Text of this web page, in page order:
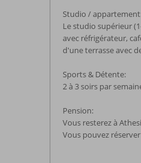
Studio /
Le studio supérieur
avec réfrigérateur,
d'une terrasse avec
Sports & Détente:
2 à 3 soirs par
Pension:
Vous resterez à
Vous pouvez